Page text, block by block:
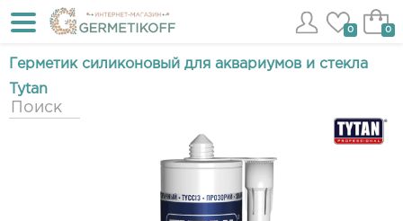
0 0
Герметик силиконовый для аквариумов и стекла
Tytan